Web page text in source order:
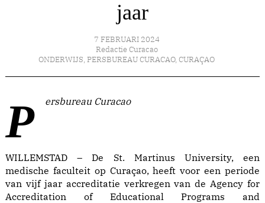
jaar
7 FEBRUARI 2024
Redactie Curacao
ONDERWIJS, PERSBUREAU CURACAO, CURAÇAO
Persbureau Curacao
WILLEMSTAD – De St. Martinus University, een
medische faculteit op Curaçao, heeft voor een periode
van vijf jaar accreditatie verkregen van de Agency for
Accreditation of Educational Programs and